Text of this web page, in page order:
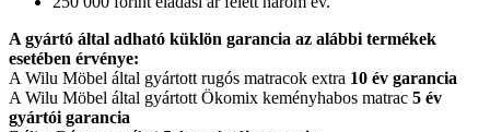
A gyártó által adható küklön garancia az alábbi termékek
esetében érvénye:
A Wilu Möbel által gyártott rugós matracok extra 10 év garancia
A Wilu Möbel által gyártott Ökomix keményhabos matrac 5 év
gyártói garancia